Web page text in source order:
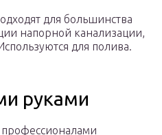
для большинства
напорной канализации,
для полива.
руками
профессионалами